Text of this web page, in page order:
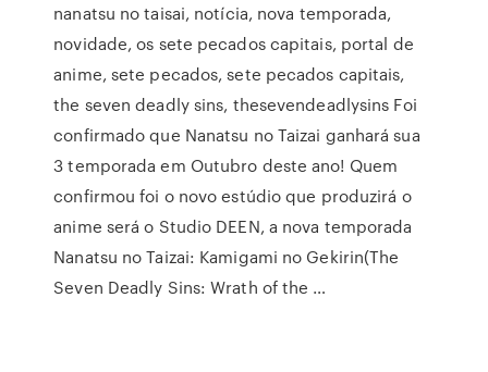
nanatsu no taisai, notícia, nova temporada,
novidade, os sete pecados capitais, portal de
anime, sete pecados, sete pecados capitais,
the seven deadly sins, thesevendeadlysins Foi
confirmado que Nanatsu no Taizai ganhará sua
3 temporada em Outubro deste ano! Quem
confirmou foi o novo estúdio que produzirá o
anime será o Studio DEEN, a nova temporada
Nanatsu no Taizai: Kamigami no Gekirin(The
Seven Deadly Sins: Wrath of the …